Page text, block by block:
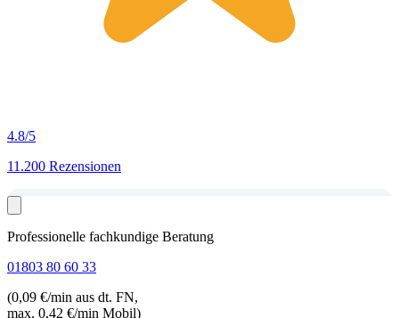
4.8/5
11.200 Rezensionen
Professionelle fachkundige Beratung
01803 80 60 33
(0,09 €/min aus dt. FN,
max. 0,42 €/min Mobil)